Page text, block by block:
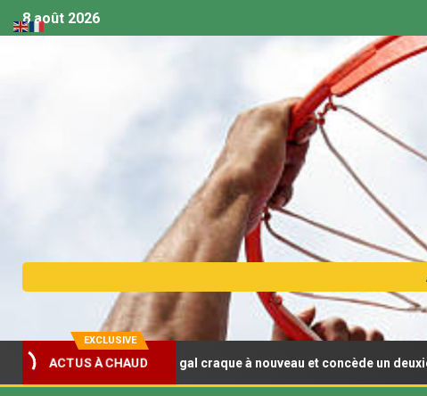
8 août 2026
EXCLUSIVE
ACTUS À CHAUD
(F) : Le Sénégal craque à nouveau et concède un deuxième revers